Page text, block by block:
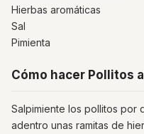
Hierbas aromáticas
Sal
Pimienta
Cómo hacer Pollitos
Salpimiente los pollitos por
adentro unas ramitas de